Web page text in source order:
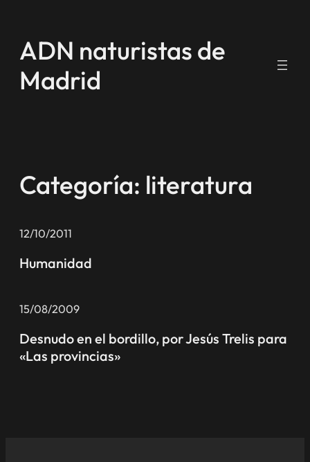
contenido
ADN naturistas de
Madrid
Categoría: literatura
12/10/2011
Humanidad
15/08/2009
Desnudo en el bordillo, por Jesús Trelis para
«Las provincias»